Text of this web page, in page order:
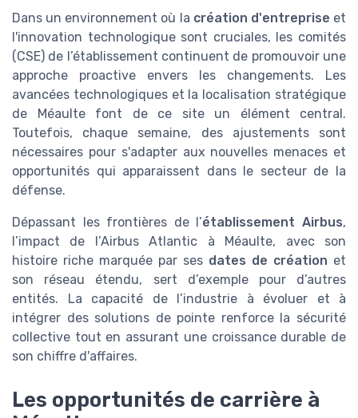
Dans un environnement où la création d'entreprise et
l'innovation technologique sont cruciales, les comités
(CSE) de l’établissement continuent de promouvoir une
approche proactive envers les changements. Les
avancées technologiques et la localisation stratégique
de Méaulte font de ce site un élément central.
Toutefois, chaque semaine, des ajustements sont
nécessaires pour s'adapter aux nouvelles menaces et
opportunités qui apparaissent dans le secteur de la
défense.
Dépassant les frontières de l’établissement Airbus,
l’impact de l’Airbus Atlantic à Méaulte, avec son
histoire riche marquée par ses dates de création et
son réseau étendu, sert d’exemple pour d’autres
entités. La capacité de l’industrie à évoluer et à
intégrer des solutions de pointe renforce la sécurité
collective tout en assurant une croissance durable de
son chiffre d'affaires.
Les opportunités de carrière à